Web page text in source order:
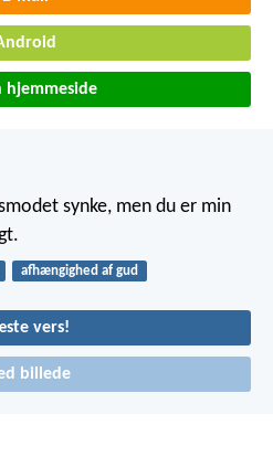
hjemmeside
synke, men du er min
afhængighed af gud
vers!
billede